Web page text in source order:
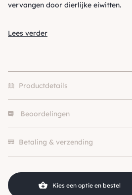
vervangen door dierlijke eiwitten.
Lees verder
Productdetails
Merk
Size
300g,
Soort
Voedingsdoel
Beoordelingen
Betaling & verzending
Kies een optie en bestel